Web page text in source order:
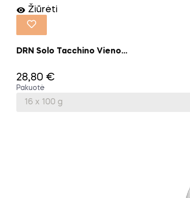
 Žiūrėti
DRN Solo Tacchino Vieno...
28,80 €
Pakuotė